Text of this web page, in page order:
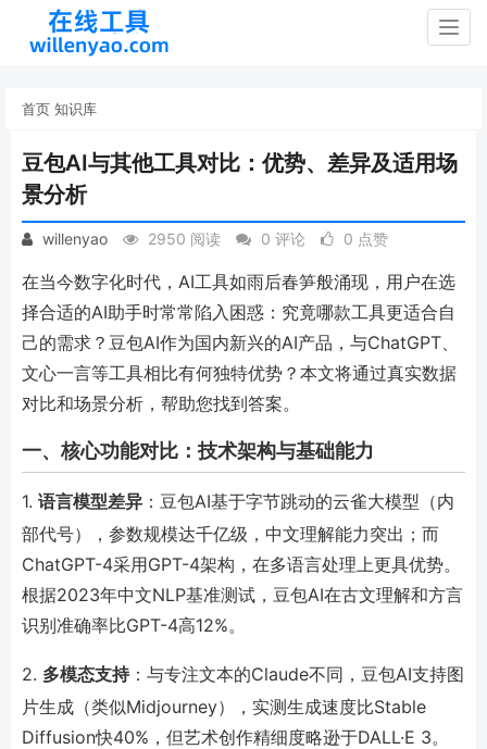
首页 知识库
豆包AI与其他工具对比：优势、差异及适用场
景分析
willenyao 2950 阅读 0 评论 0 点赞
在当今数字化时代，AI工具如雨后春笋般涌现，用户在选
择合适的AI助手时常常陷入困惑：究竟哪款工具更适合自
己的需求？豆包AI作为国内新兴的AI产品，与ChatGPT、
文心一言等工具相比有何独特优势？本文将通过真实数据
对比和场景分析，帮助您找到答案。
一、核心功能对比：技术架构与基础能力
1. 语言模型差异 ：豆包AI基于字节跳动的云雀大模型（内
部代号），参数规模达千亿级，中文理解能力突出；而
ChatGPT-4采用GPT-4架构，在多语言处理上更具优势。
根据2023年中文NLP基准测试，豆包AI在古文理解和方言
识别准确率比GPT-4高12%。
2. 多模态支持：与专注文本的Claude不同，豆包AI支持图
片生成（类似Midjourney），实测生成速度比Stable
Diffusion快40%，但艺术创作精细度略逊于DALL·E 3。